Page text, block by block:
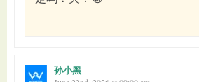
孙小黑